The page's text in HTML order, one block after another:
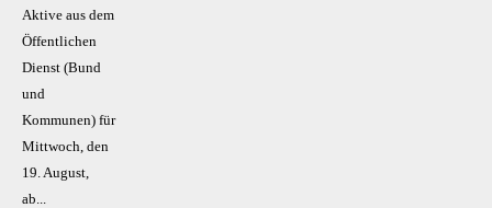
Aktive aus dem
Öffentlichen
Dienst (Bund
und
Kommunen) für
Mittwoch, den
19. August,
ab...